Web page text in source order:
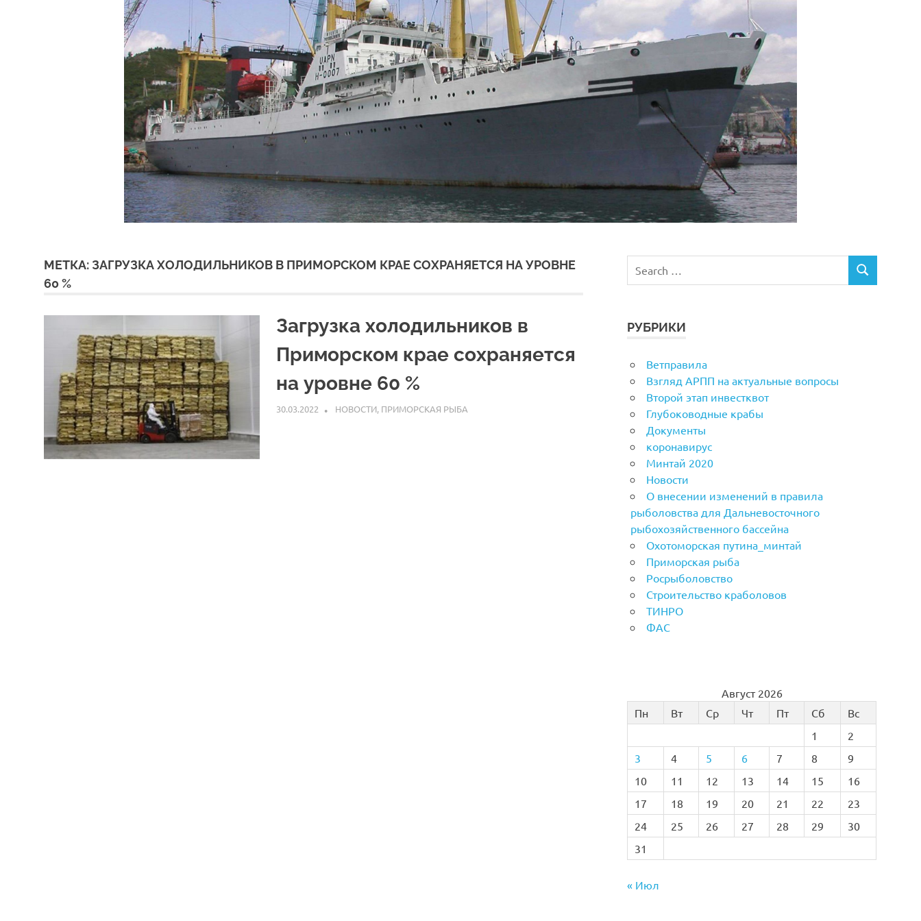
МЕТКА: ЗАГРУЗКА ХОЛОДИЛЬНИКОВ В ПРИМОРСКОМ КРАЕ СОХРАНЯЕТСЯ НА УРОВНЕ
60 %
Загрузка холодильников в
Приморском крае сохраняется
на уровне 60 %
30.03.2022 ARPP
НОВОСТИ, ПРИМОРСКАЯ РЫБА
РУБРИКИ
Ветправила
Взгляд АРПП на актуальные вопросы
Второй этап инвестквот
Глубоководные крабы
Документы
коронавирус
Минтай 2020
Новости
О внесении изменений в правила
рыболовства для Дальневосточного
рыбохозяйственного бассейна
Охотоморская путина_минтай
Приморская рыба
Росрыболовство
Строительство краболовов
ТИНРО
ФАС
Август 2026
Пн
Вт Ср Чт Пт Сб
Вс
1
2
3
4 5 6 7 8
9
10
11 12 13 14 15
16
17
18 19 20 21 22
23
24
25 26 27 28 29
30
31
« Июл